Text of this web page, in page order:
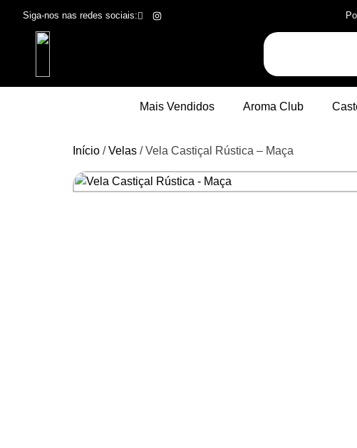
Siga-nos nas redes sociais:
Mais Vendidos Aroma Club
Início /Velas / Vela Castiçal Rústica – Maça